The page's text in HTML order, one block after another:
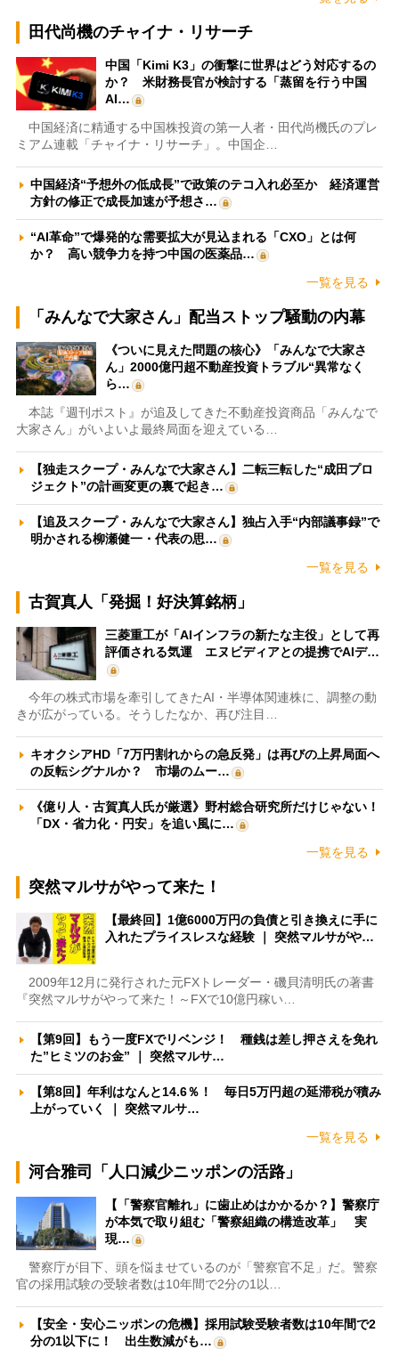
田代尚機のチャイナ・リサーチ
中国「Kimi K3」の衝撃に世界はどう対応するの
か？ 米財務長官が検討する「蒸留を行う中国
AI…
中国経済に精通する中国株投資の第一人者・田代尚機氏のプレ
ミアム連載「チャイナ・リサーチ」。中国企…
中国経済“予想外の低成長”で政策のテコ入れ必至か 経済運営
方針の修正で成長加速が予想さ…
“AI革命”で爆発的な需要拡大が見込まれる「CXO」とは何
か？ 高い競争力を持つ中国の医薬品…
一覧を見る
「みんなで大家さん」配当ストップ騒動の内幕
《ついに見えた問題の核心》「みんなで大家さ
ん」2000億円超不動産投資トラブル“異常なく
ら…
本誌『週刊ポスト』が追及してきた不動産投資商品「みんなで
大家さん」がいよいよ最終局面を迎えている…
【独走スクープ・みんなで大家さん】二転三転した“成田プロ
ジェクト”の計画変更の裏で起き…
【追及スクープ・みんなで大家さん】独占入手“内部議事録”で
明かされる柳瀬健一・代表の思…
一覧を見る
古賀真人「発掘！好決算銘柄」
三菱重工が「AIインフラの新たな主役」として再
評価される気運 エヌビディアとの提携でAIデ…
今年の株式市場を牽引してきたAI・半導体関連株に、調整の動
きが広がっている。そうしたなか、再び注目…
キオクシアHD「7万円割れからの急反発」は再びの上昇局面へ
の反転シグナルか？ 市場のムー…
《億り人・古賀真人氏が厳選》野村総合研究所だけじゃない！
「DX・省力化・円安」を追い風に…
一覧を見る
突然マルサがやって来た！
【最終回】1億6000万円の負債と引き換えに手に
入れたプライスレスな経験 ｜ 突然マルサがや…
2009年12月に発行された元FXトレーダー・磯貝清明氏の著書
『突然マルサがやって来た！～FXで10億円稼い…
【第9回】もう一度FXでリベンジ！ 種銭は差し押さえを免れ
た”ヒミツのお金” ｜ 突然マルサ…
【第8回】年利はなんと14.6％！ 毎日5万円超の延滞税が積み
上がっていく ｜ 突然マルサ…
一覧を見る
河合雅司「人口減少ニッポンの活路」
【「警察官離れ」に歯止めはかかるか？】警察庁
が本気で取り組む「警察組織の構造改革」 実
現…
警察庁が目下、頭を悩ませているのが「警察官不足」だ。警察
官の採用試験の受験者数は10年間で2分の1以…
【安全・安心ニッポンの危機】採用試験受験者数は10年間で2
分の1以下に！ 出生数減がも…